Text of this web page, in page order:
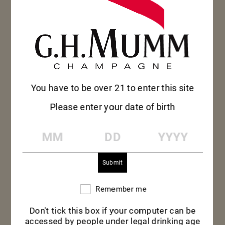
You have to be over 21 to enter this site
Please enter your date of birth
Remember
Remember me
Don't tick this box if your computer can be
accessed by people under legal drinking age